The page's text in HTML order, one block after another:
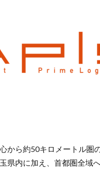
から約50キロメートル圏
県内に加え、首都圏全域